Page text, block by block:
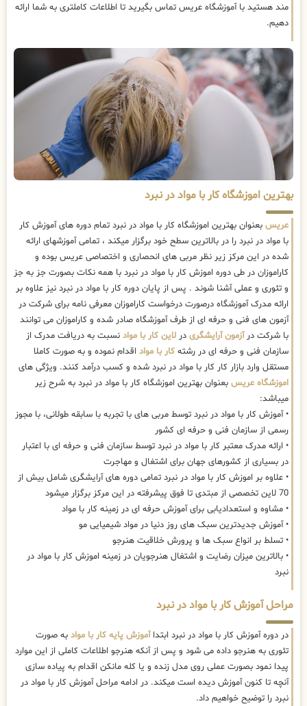
مند هستید با آموزشگاه عریس تماس بگیرید تا اطلاعات کاملتری به شما ارائه
دهیم.
بهترین اموزشگاه کار با مواد در نبرد
عریس بعنوان بهترین اموزشگاه کار با مواد در نبرد تمام دوره های آموزش کار
با مواد در نبرد را در بالاترین سطح خود برگزار میکند ، تمامی آموزشهای ارائه
شده در این مرکز زیر نظر مربی های انحصاری و اختصاصی عریس بوده و
کاراموزان در طی دوره اموزش کار با مواد در نبرد با همه نکات بصورت جز به جز
و تئوری و عملی آشنا شوند . پس از پایان دوره کار با مواد در نبرد نیز علاوه بر
ارائه مدرک آموزشگاه درصورت درخواست کاراموزان معرفی نامه برای شرکت در
آزمون های فنی و حرفه ای از طرف آموزشگاه صادر شده و کاراموزان می توانند
با شرکت درآزمون آرایشگری در لاین کار با مواد نسبت به دریافت مدرک از
سازمان فنی و حرفه ای در رشته کار با مواد اقدام نموده و به صورت کاملا
مستقل وارد بازار کار کار با مواد در نبرد شده و کسب درآمد کنند. ویژگی های
اموزشگاه عریس بعنوان بهترین اموزشگاه کار با مواد در نبرد به شرح زیر
میباشد:
• آموزش کار با مواد در نبرد توسط مربی های با تجربه با سابقه طولانی، با مجوز
رسمی از سازمان فنی و حرفه ای کشور
• ارائه مدرک معتبر کار با مواد در نبرد توسط سازمان فنی و حرفه ای با اعتبار
در بسیاری از کشورهای جهان برای اشتغال و مهاجرت
• علاوه بر اموزش کار با مواد در نبرد تمامی دوره های آرایشگری شامل بیش از
70 لاین تخصصی از مبتدی تا فوق پیشرفته در این مرکز برگزار میشود
• مشاوه و استعدادیابی برای آموزش حرفه ای در زمینه کار با مواد
• آموزش جدیدترین سبک های روز دنیا در مواد شیمیایی مو
• تسلط بر انواع سبک ها و پرورش خلاقیت هنرجو
• بالاترین میزان رضایت و اشتغال هنرجویان در زمینه اموزش کار با مواد در
نبرد
مراحل آموزش کار با مواد در نبرد
در دوره آموزش کار با مواد در نبرد ابتداآموزش پایه کار با مواد به صورت
تئوری به هنرجو داده می شود و پس از آنکه هنرجو اطلاعات کاملی از این موارد
پیدا نمود بصورت عملی روی مدل زنده و یا کله مانکن اقدام به پیاده سازی
آنچه تا کنون آموزش دیده است میکند. در ادامه مراحل آموزش کار با مواد در
نبرد را توضیح خواهیم داد.